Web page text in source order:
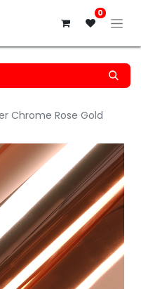
0
Chrome Rose Gold